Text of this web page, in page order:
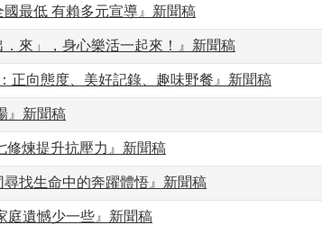
國最低 有賴多元宣導』新聞稿
．來」，身心樂活一起來！』新聞稿
正向態度、美好記錄、趣味野餐』新聞稿
』新聞稿
修煉提升抗壓力』新聞稿
尋找生命中的奔躍體悟』新聞稿
庭遺憾少一些』新聞稿